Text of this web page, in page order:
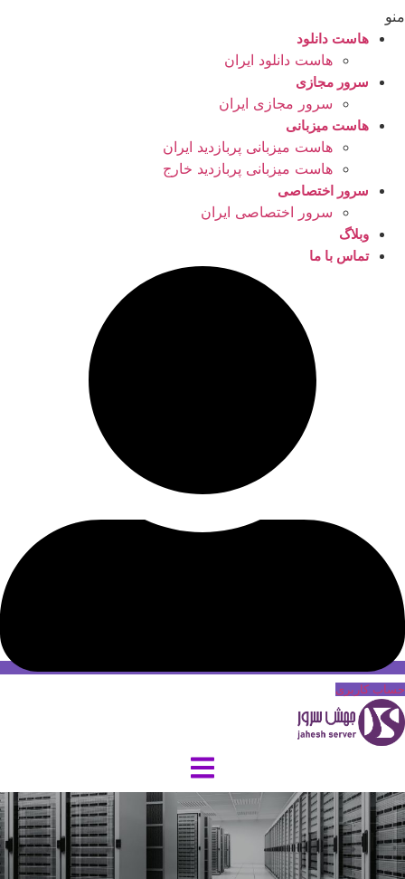
منو
هاست دانلود
هاست دانلود ایران
سرور مجازی
سرور مجازی ایران
هاست میزبانی
هاست میزبانی پربازدید ایران
هاست میزبانی پربازدید خارج
سرور اختصاصی
سرور اختصاصی ایران
وبلاگ
تماس با ما
حساب کاربری